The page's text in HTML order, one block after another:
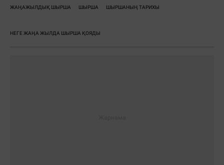
ЖАҢАЖЫЛДЫҚ ШЫРША ШЫРША ШЫРШАНЫҢ ТАРИХЫ
НЕГЕ ЖАҢА ЖЫЛДА ШЫРША ҚОЯДЫ